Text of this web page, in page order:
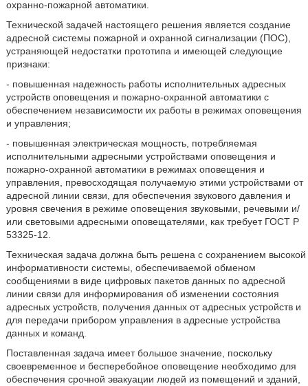
охранно-пожарной автоматики.
Технической задачей настоящего решения является создание
адресной системы пожарной и охранной сигнализации (ПОС),
устраняющей недостатки прототипа и имеющей следующие
признаки:
- повышенная надежность работы исполнительных адресных
устройств оповещения и пожарно-охранной автоматики с
обеспечением независимости их работы в режимах оповещения
и управления;
- повышенная электрическая мощность, потребляемая
исполнительными адресными устройствами оповещения и
пожарно-охранной автоматики в режимах оповещения и
управления, превосходящая получаемую этими устройствами от
адресной линии связи, для обеспечения звукового давления и
уровня свечения в режиме оповещения звуковыми, речевыми и/
или световыми адресными оповещателями, как требует ГОСТ Р
53325-12.
Техническая задача должна быть решена с сохранением высокой
информативности системы, обеспечиваемой обменом
сообщениями в виде цифровых пакетов данных по адресной
линии связи для информирования об изменении состояния
адресных устройств, получения данных от адресных устройств и
для передачи прибором управления в адресные устройства
данных и команд.
Поставленная задача имеет большое значение, поскольку
своевременное и бесперебойное оповещение необходимо для
обеспечения срочной эвакуации людей из помещений и зданий,